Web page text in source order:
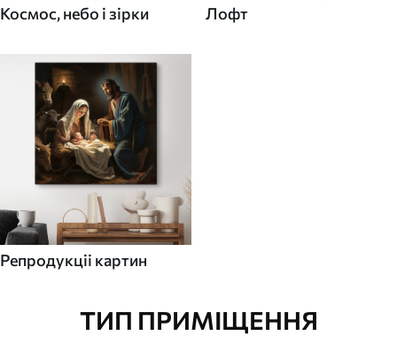
Космос, небо і зірки Лофт
Репродукціі картин
ТИП ПРИМІЩЕННЯ